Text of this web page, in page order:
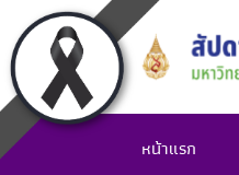
หน้าแรก